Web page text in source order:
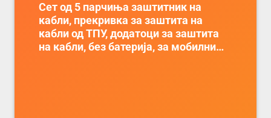
Сет од 5 парчиња заштитник на
кабли, прекривка за заштита на
кабли од ТПУ, додатоци за заштита
на кабли, без батерија, за мобилни